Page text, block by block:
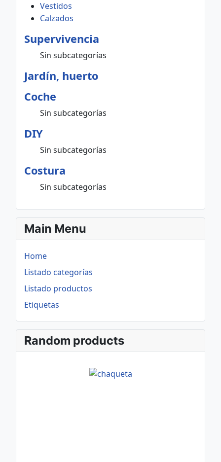
Vestidos
Calzados
Supervivencia
Sin subcategorías
Jardín, huerto
Coche
Sin subcategorías
DIY
Sin subcategorías
Costura
Sin subcategorías
Main Menu
Home
Listado categorías
Listado productos
Etiquetas
Random products